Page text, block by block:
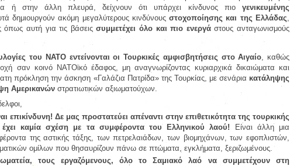
ή στην άλλη πλευρά, δείχνουν ότι υπάρχει κίνδυνος πιο γενικευμένης
δημιουργούν ακόμη μεγαλύτερους κινδύνουςστοχοποίησης και της Ελλάδας
όπως αυτή για τις βάσειςσυμμετέχει όλο και πιο ενεργάστους ανταγωνισμούς
του ΝΑΤΟ εντείνονται οι Τουρκικές αμφισβητήσεις στο Αιγαίο , καθώς
σαν κοινό ΝΑΤΟϊκό έδαφος, μη αναγνωρίζοντας κυριαρχικά δικαιώματα και
πρόκληση την άσκηση «Γαλάζια Πατρίδα» της Τουρκίας, με σενάρια κατάληψης
Αμερικανών στρατιωτικών αξιωματούχων.
επικίνδυνη! Δε μας προστατεύει απέναντι στην επιθετικότητα της τουρκικής
καμία σχέση με τα συμφέροντα του Ελληνικού λαού! Είναι άλλη μια
της αστικής τάξης, των πετρελαιάδων, των βιομηχάνων, των εφοπλιστών,
ομίλων που θησαυρίζουν πάνω σε πτώματα, εγκλήματα, ξεριζωμένους.
τους εργαζόμενους, όλο το Σαμιακό λαό να συμμετέχουν στη